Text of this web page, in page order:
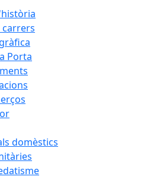
carrers
Porta
domèstics